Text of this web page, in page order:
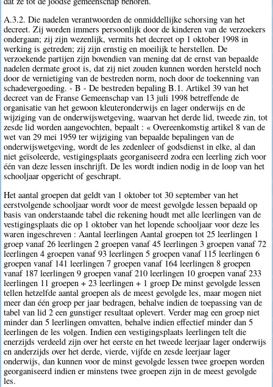
A.3.2. Die nadelen verantwoorden de onmiddellijke schorsing van het
decreet. Zij worden immers persoonlijk door de kinderen van de verzoekers
ondergaan; zij zijn wezenlijk, vermits het decreet op 1 oktober 1998 in
werking is getreden; zij zijn ernstig en moeilijk te herstellen. De
verzoekende partijen zijn bovendien van mening dat de ernst van bepaalde
nadelen dermate groot is, dat zij niet zouden kunnen worden hersteld noch
door de vernietiging van de bestreden norm, noch door de toekenning van
schadevergoeding. - B - De bestreden bepaling B.1. Artikel 39 van het
decreet van de Franse Gemeenschap van 13 juli 1998 betreffende de
organisatie van het gewoon kleuteronderwijs en lager onderwijs en de
wijziging van de onderwijswetgeving, waarvan het derde lid, tweede zin, tot
zesde lid worden aangevochten, bepaalt : « Overeenkomstig artikel 8 van de
wet van 29 mei 1959 ter wijziging van bepaalde bepalingen van de
onderwijswetgeving, wordt de les zedenleer of godsdienst in elke, al dan
niet geïsoleerde, vestigingsplaats georganiseerd zodra een leerling zich voor
één van deze lessen inschrijft. De les wordt indien nodig in de loop van het
schooljaar opgericht of geschrapt.
Het aantal groepen dat geldt van 1 oktober tot 30 september van het
eerstvolgende schooljaar wordt voor de meest gevolgde lessen bepaald op
basis van onderstaande tabel die rekening houdt met alle leerlingen van de
vestigingsplaats die op 1 oktober van het lopende schooljaar voor deze les
waren ingeschreven : Aantal leerlingen Aantal groepen tot 25 leerlingen 1
groep vanaf 26 leerlingen 2 groepen vanaf 45 leerlingen 3 groepen vanaf 72
leerlingen 4 groepen vanaf 93 leerlingen 5 groepen vanaf 115 leerlingen 6
groepen vanaf 141 leerlingen 7 groepen vanaf 164 leerlingen 8 groepen
vanaf 187 leerlingen 9 groepen vanaf 210 leerlingen 10 groepen vanaf 233
leerlingen 11 groepen + 23 leerlingen + 1 groep De minst gevolgde lessen
tellen hetzelfde aantal groepen als de meest gevolgde les, maar mogen niet
meer dan één groep per jaar bedragen, behalve indien de toepassing van de
tabel van lid 2 een gunstiger resultaat oplevert. Verder mag een groep niet
minder dan 5 leerlingen omvatten, behalve indien effectief minder dan 5
leerlingen de les volgen. Indien een vestigingsplaats leerlingen telt die
enerzijds verdeeld zijn over het eerste en het tweede leerjaar lager onderwijs
en anderzijds over het derde, vierde, vijfde en zesde leerjaar lager
onderwijs, dan kunnen voor de minst gevolgde lessen twee groepen worden
georganiseerd indien er minstens twee groepen zijn in de meest gevolgde
les.